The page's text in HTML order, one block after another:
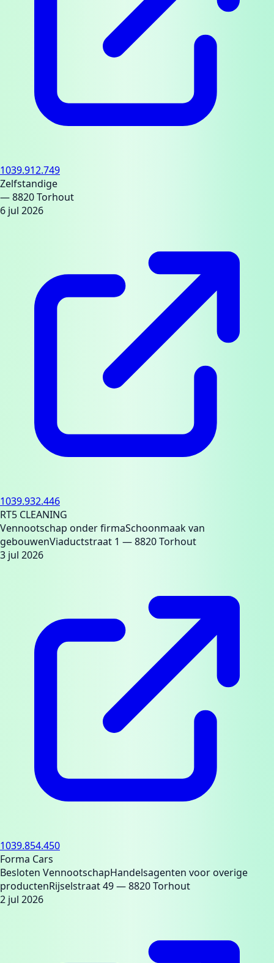
1039.912.749
Zelfstandige
— 8820 Torhout
6 jul 2026
1039.932.446
RT5 CLEANING
Vennootschap onder firmaSchoonmaak van
gebouwenViaductstraat 1 — 8820 Torhout
3 jul 2026
1039.854.450
Forma Cars
Besloten VennootschapHandelsagenten voor overige
productenRijselstraat 49— 8820 Torhout
2 jul 2026